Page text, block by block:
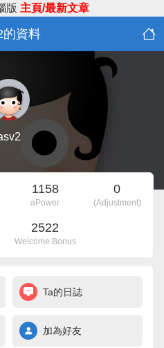
版 主頁/最新文章
的資料
1158
aPower
0
(Adjustment)
2522
Welcome Bonus
Ta的日誌
加為好友